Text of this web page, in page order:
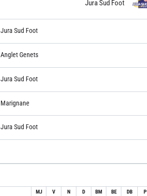
Jura Sud Foot
Jura Sud Foot
Anglet Genets
Jura Sud Foot
Marignane
Jura Sud Foot
MJ V N D BM BE DB P